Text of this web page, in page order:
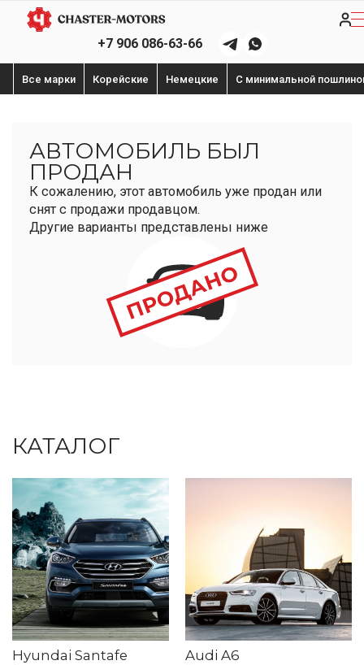
+7 906 086-63-66
Все марки Корейские Немецкие С минимальной
АВТОМОБИЛЬ БЫЛ
ПРОДАН
К сожалению, этот автомобиль уже продан или
снят с продажи продавцом.
Другие варианты представлены ниже
КАТАЛОГ
Hyundai Santafe Audi A6